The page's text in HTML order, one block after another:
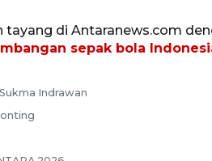
tayang di Antaranews.com
sepak bola
Indrawan